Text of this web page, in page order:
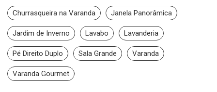
Churrasqueira na Varanda Janela Panorâmica
Jardim de Inverno Lavabo Lavanderia
Pé Direito Duplo Sala Grande Varanda
Varanda Gourmet